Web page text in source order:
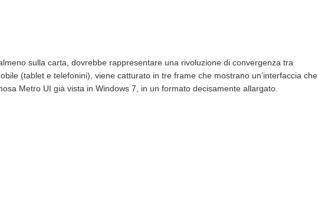
sulla carta, dovrebbe rappresentare una rivoluzione di convergenza tra
(tablet e telefonini), viene catturato in tre frame che mostrano un’interfaccia che
Metro UI già vista in Windows 7, in un formato decisamente allargato.